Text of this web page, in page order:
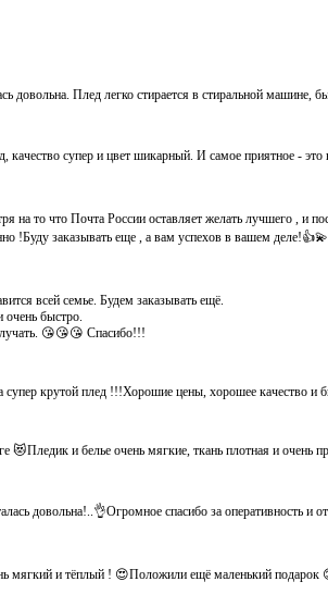
довольна. Плед легко стирается в стиральной машине,
супер и цвет шикарный. И самое приятное - это
на то что Почта России оставляет желать лучшего ,
!Буду заказывать еще , а вам успехов в вашем
всей семье. Будем заказывать ещё.
очень быстро.
😘😘😘 Спасибо!!!
супер крутой плед !!!Хорошие цены, хорошее качество и
😻Пледик и белье очень мягкие, ткань плотная и очень
довольна!..👌Огромное спасибо за оперативность и
мягкий и тёплый ! 😍Положили ещё маленький подарок